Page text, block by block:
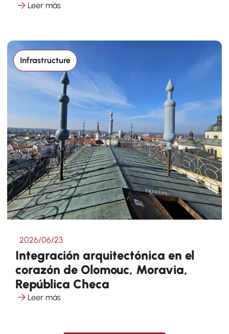
Leer más
Infrastructure
2026/06/23
Integración arquitectónica en el
corazón de Olomouc, Moravia,
República Checa
Leer más